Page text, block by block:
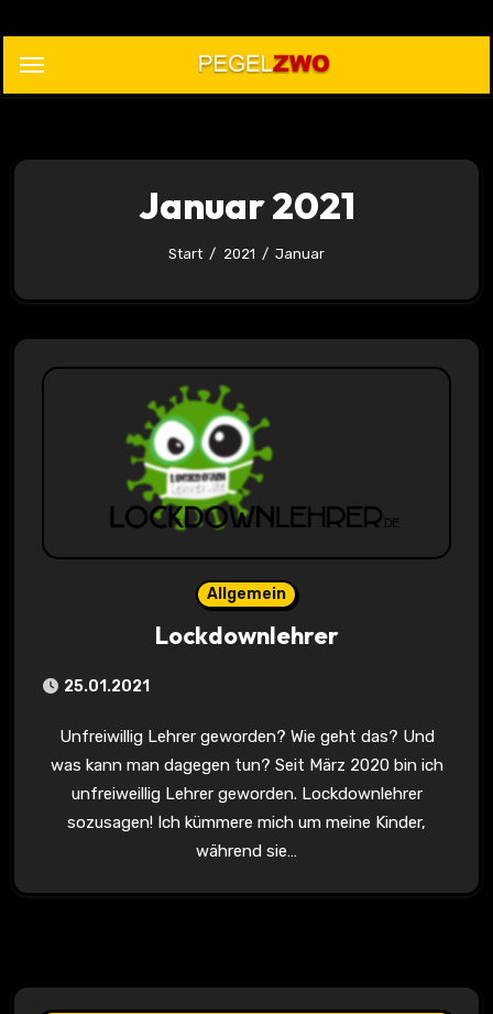
springen
Januar 2021
Start 2021 Januar
Allgemein
Lockdownlehrer
25.01.2021
Unfreiwillig Lehrer geworden? Wie geht das? Und
was kann man dagegen tun? Seit März 2020 bin ich
unfreiweillig Lehrer geworden. Lockdownlehrer
sozusagen! Ich kümmere mich um meine Kinder,
während sie…